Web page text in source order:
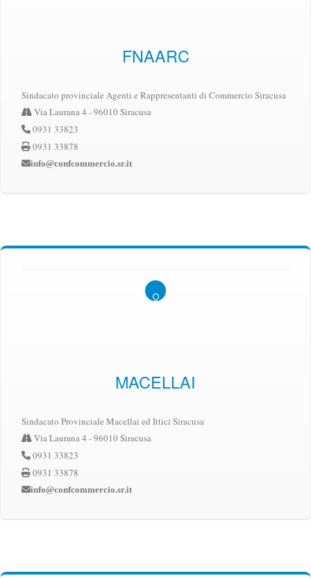
FNAARC
Sindacato provinciale Agenti e Rappresentanti di Commercio Siracusa
Via Laurana 4 - 96010 Siracusa
0931 33823
0931 33878
info@confcommercio.sr.it
MACELLAI
Sindacato Provinciale Macellai ed Ittici Siracusa
Via Laurana 4 - 96010 Siracusa
0931 33823
0931 33878
info@confcommercio.sr.it